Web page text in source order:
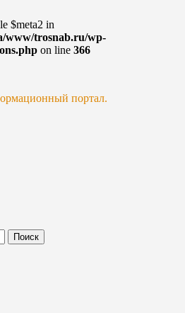
$meta2 in
www/trosnab.ru/wp-
on line 366
портал.